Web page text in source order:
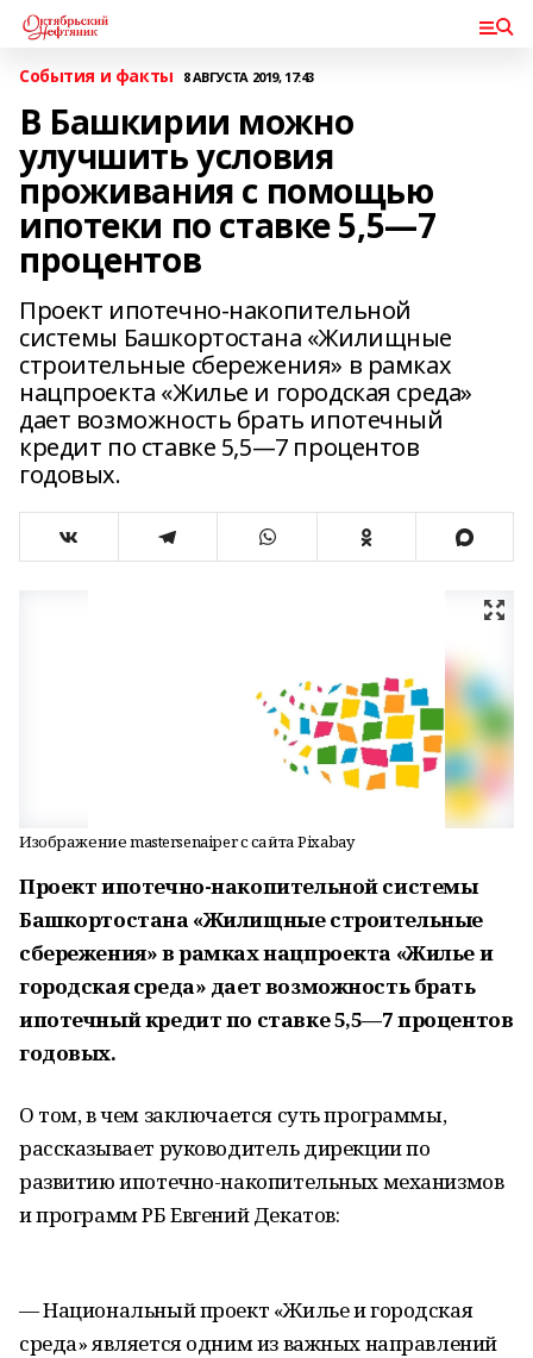
События и факты 8 АВГУСТА 2019, 17:43
В Башкирии можно
улучшить условия
проживания с помощью
ипотеки по ставке 5,5—7
процентов
Проект ипотечно-накопительной
системы Башкортостана «Жилищные
строительные сбережения» в рамках
нацпроекта «Жилье и городская среда»
дает возможность брать ипотечный
кредит по ставке 5,5—7 процентов
годовых.
Изображение mastersenaiper с сайта Pixabay
Проект ипотечно-накопительной системы
Башкортостана «Жилищные строительные
сбережения» в рамках нацпроекта «Жилье и
городская среда» дает возможность брать
ипотечный кредит по ставке 5,5—7 процентов
годовых.
О том, в чем заключается суть программы,
рассказывает руководитель дирекции по
развитию ипотечно-накопительных механизмов
и программ РБ Евгений Декатов:
— Национальный проект «Жилье и городская
среда» является одним из важных направлений